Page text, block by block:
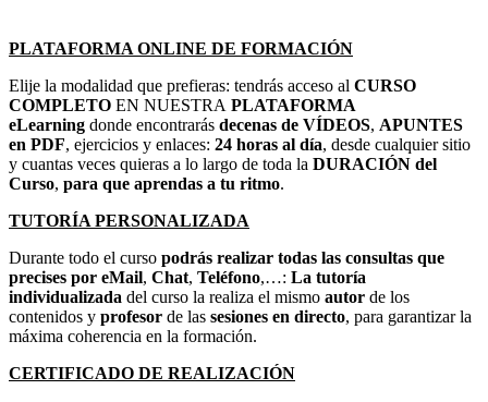
PLATAFORMA ONLINE DE FORMACIÓN
Elije la modalidad que prefieras: tendrás acceso al CURSO
COMPLETO EN NUESTRA PLATAFORMA
eLearning donde encontrarás decenas de VÍDEOS, APUNTES
en PDF, ejercicios y enlaces: 24 horas al día, desde cualquier sitio
y cuantas veces quieras a lo largo de toda la DURACIÓN del
Curso, para que aprendas a tu ritmo.
TUTORÍA PERSONALIZADA
Durante todo el curso podrás realizar todas las consultas que
precises por eMail, Chat, Teléfono,…: La tutoría
individualizada del curso la realiza el mismo autor de los
contenidos y profesor de las sesiones en directo, para garantizar la
máxima coherencia en la formación.
CERTIFICADO DE REALIZACIÓN